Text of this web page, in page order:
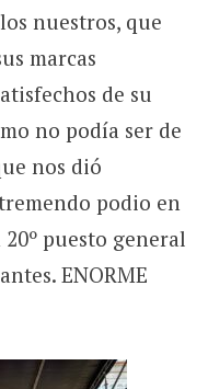
nuestros, que
marcas
de su
no podía ser de
nos dió
podio en
puesto general
ENORME